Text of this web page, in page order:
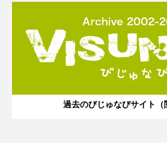
過去のびじゅなびサイト（